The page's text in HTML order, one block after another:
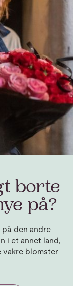
borte
på?
den andre
i et annet land,
vakre blomster